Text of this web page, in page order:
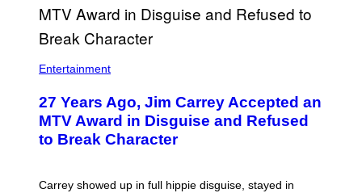
Entertainment
27 Years Ago, Jim Carrey Accepted an
MTV Award in Disguise and Refused
to Break Character
Carrey showed up in full hippie disguise, stayed in